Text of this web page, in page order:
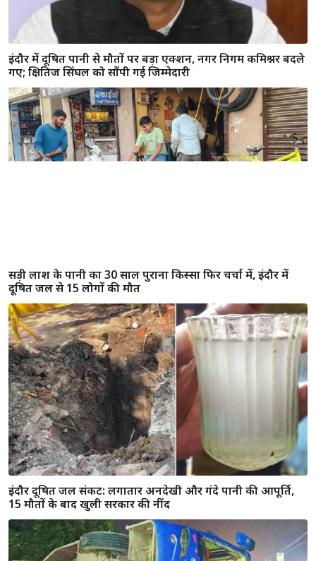
इंदौर में दूषित पानी से मौतों पर बड़ा एक्शन, नगर निगम कमिश्नर बदले
गए; क्षितिज सिंघल को सौंपी गई जिम्मेदारी
दूषित जल से 15 लोगों की मौत
इंदौर दूषित जल संकट: लगातार अनदेखी और गंदे पानी की आपूर्ति,
15 मौतों के बाद खुली सरकार की नींद